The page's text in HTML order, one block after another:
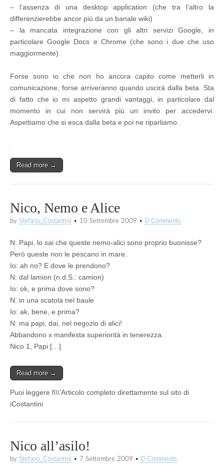
– l’assenza di una desktop application (che tra l’altro la
differenzierebbe ancor più da un banale wiki)
– la mancata integrazione con gli altri servizi Google, in
particolare Google Docs e Chrome (che sono i due che uso
maggiormente).
Forse sono io che non ho ancora capito come metterli in
comunicazione, forse arriveranno quando uscirà dalla beta. Sta
di fatto che io mi aspetto grandi vantaggi, in particolare dal
momento in cui non servirà più un invito per accedervi.
Aspettiamo che si esca dalla beta e poi ne riparliamo.
Read more →
Nico, Nemo e Alice
by Stefano_Costantini • 10 Settembre 2009 • 0 Comments
N: Papi, lo sai che queste nemo-alici sono proprio buonisse?
Però queste non le pescano in mare.
Io: ah no? E dove le prendono?
N: dal lamion (n.d.S.: camion)
Io: ok, e prima dove sono?
N: in una scatola nel baule
Io: ak, bene, e prima?
N: ma papi, dai, nel negozio di alici!
Abbandono x manifesta superiorità in tenerezza.
Nico 1, Papi […]
Read more →
Puoi leggere l\\\’Articolo completo direttamente sul sito di
iCostantini
Nico all’asilo!
by Stefano_Costantini • 7 Settembre 2009 • 0 Comments